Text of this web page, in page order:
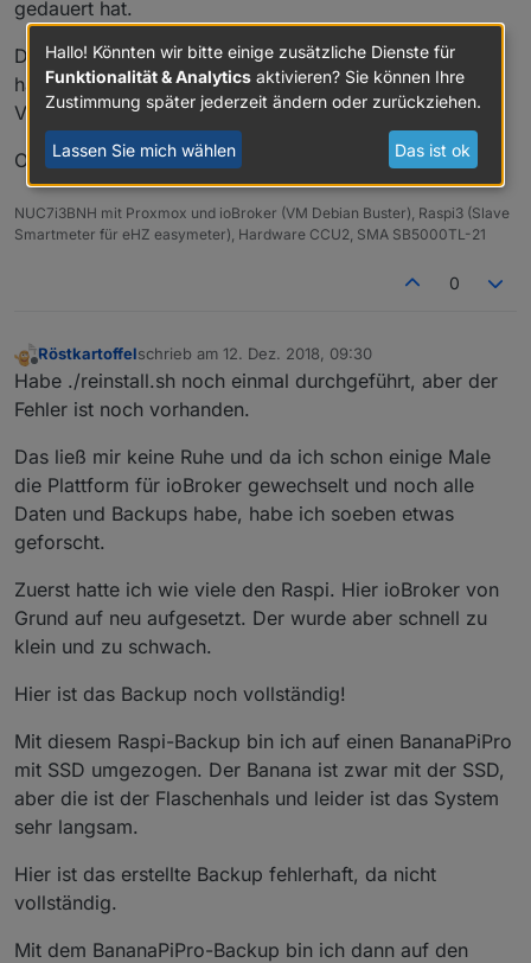
gedauert hat.
Das habe ich zwar schon am Wochenende gemacht,
hatte aber seit dem auch nur das Problem der
Versionsnummer vom Npm.
Oder sollte ich das lieber nochmals durchführen?
NUC7i3BNH mit Proxmox und ioBroker (VM Debian Buster), Raspi3 (Slave
Smartmeter für eHZ easymeter), Hardware CCU2, SMA SB5000TL-21
0
Offline
Röstkartoffelschrieb am 12. Dez. 2018, 09:30
zuletzt editiert von
Habe ./reinstall.sh noch einmal durchgeführt, aber der
Fehler ist noch vorhanden.
Das ließ mir keine Ruhe und da ich schon einige Male
die Plattform für ioBroker gewechselt und noch alle
Daten und Backups habe, habe ich soeben etwas
geforscht.
Zuerst hatte ich wie viele den Raspi. Hier ioBroker von
Grund auf neu aufgesetzt. Der wurde aber schnell zu
klein und zu schwach.
Hier ist das Backup noch vollständig!
Mit diesem Raspi-Backup bin ich auf einen BananaPiPro
mit SSD umgezogen. Der Banana ist zwar mit der SSD,
aber die ist der Flaschenhals und leider ist das System
sehr langsam.
Hier ist das erstellte Backup fehlerhaft, da nicht
vollständig.
Mit dem BananaPiPro-Backup bin ich dann auf den
Hallo! Könnten wir bitte einige zusätzliche Dienste für
Funktionalität & Analytics aktivieren? Sie können Ihre
Zustimmung später jederzeit ändern oder zurückziehen.
Lassen Sie mich wählen Das ist ok